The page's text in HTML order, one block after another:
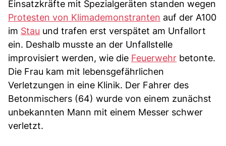
Einsatzkräfte mit Spezialgeräten standen wegen
Protesten von Klimademonstranten auf der A100
im Stau und trafen erst verspätet am Unfallort
ein. Deshalb musste an der Unfallstelle
improvisiert werden, wie die Feuerwehr betonte.
Die Frau kam mit lebensgefährlichen
Verletzungen in eine Klinik. Der Fahrer des
Betonmischers (64) wurde von einem zunächst
unbekannten Mann mit einem Messer schwer
verletzt.